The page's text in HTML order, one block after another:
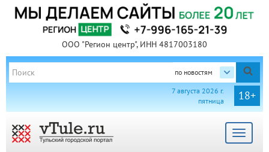
ООО "Регион центр", ИНН 4817003180
по новостям
18+
7 августа 2026 г.
пятница
Toggle